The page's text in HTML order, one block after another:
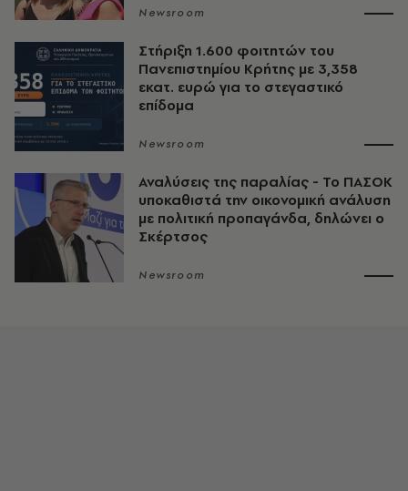
Newsroom
Στήριξη 1.600 φοιτητών του
Πανεπιστημίου Κρήτης με 3,358
εκατ. ευρώ για το στεγαστικό
επίδομα
Newsroom
Αναλύσεις της παραλίας - Το ΠΑΣΟΚ
υποκαθιστά την οικονομική ανάλυση
με πολιτική προπαγάνδα, δηλώνει ο
Σκέρτσος
Newsroom